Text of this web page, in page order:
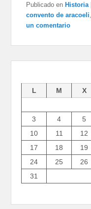
Publicado en Historia
convento de aracoeli
un comentario
L M X
3
4 5
10
11 12
17
18 19
24
25 26
31